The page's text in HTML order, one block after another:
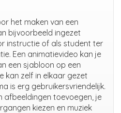
het maken van een
bijvoorbeeld ingezet
instructie of als student ter
Een animatievideo kan je
een sjabloon op een
kan zelf in elkaar gezet
is erg gebruikersvriendelijk.
afbeeldingen toevoegen, je
kiezen en muziek